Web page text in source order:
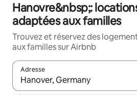
Hanovre&nbsp;:
adaptées aux familles
Trouvez et réservez des
aux familles sur Airbnb
Adresse
Lorsque les résultats s'affichent,